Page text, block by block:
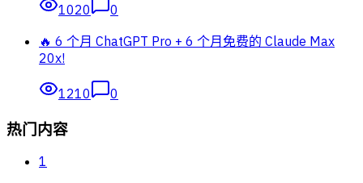
1020
0
🔥 6 个月 ChatGPT Pro + 6 个月免费的 Claude Max
20x!
1210 0
热门内容
1